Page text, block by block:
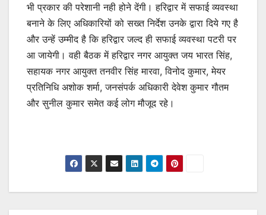
भी प्रकार की परेशानी नही होने देंगी। हरिद्वार में सफाई व्यवस्था
बनाने के लिए अधिकारियों को सख्त निर्देश उनके द्वारा दिये गए है
और उन्हें उम्मीद है कि हरिद्वार जल्द ही सफाई व्यवस्था पटरी पर
आ जायेगी। वही बैठक में हरिद्वार नगर आयुक्त जय भारत सिंह,
सहायक नगर आयुक्त तनवीर सिंह मारवा, विनोद कुमार, मेयर
प्रतिनिधि अशोक शर्मा, जनसंपर्क अधिकारी देवेश कुमार गौतम
और सुनील कुमार समेत कई लोग मौजूद रहे।